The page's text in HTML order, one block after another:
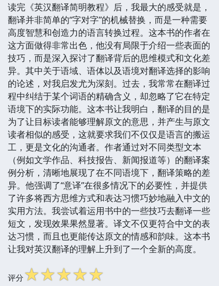
读完《英汉翻译简明教程》后，我最大的感受就是，
翻译并非简单的“字对字”的机械替换，而是一种需要
高度智慧和创造力的语言转换过程。这本书的作者在
这方面做得非常出色，他没有局限于介绍一些表面的
技巧，而是深入探讨了翻译背后的思维模式和文化差
异。其中关于语域、语体以及语境对翻译选择的影响
的论述，对我启发尤为深刻。过去，我常常在翻译过
程中纠结于某个词语的精确含义，却忽略了它在特定
语境下的实际功能。这本书让我明白，翻译的目的是
为了让目标读者能够理解原文的意思，并产生与原文
读者相似的感受，这就要求我们不仅仅是语言的搬运
工，更是文化的沟通者。作者通过对不同类型文本
（例如文学作品、科技报告、新闻报道等）的翻译案
例分析，清晰地展现了在不同语境下，翻译策略的差
异。他强调了“意译”在很多情况下的必要性，并提供
了许多将西方思维方式和表达习惯巧妙地融入中文的
实用方法。我尝试着运用书中的一些技巧去翻译一些
短文，发现效果果然显著。译文不仅更符合中文的表
达习惯，而且也更能传达原文的情感和韵味。这本书
让我对英汉翻译的理解上升到了一个全新的高度。
评分☆☆☆☆☆